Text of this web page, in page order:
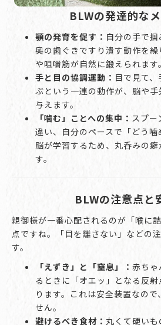
BLWの発達的な
顎の発育を促す： 自分の手で掴
奥の歯ぐきですり潰す動作を
や咀嚼筋が自然に鍛えられます。
手と目の協調運動： 目で見て
ぶという一連の動作が、脳や
与えます。
「噛む」ことへの集中： スプー
違い、自分のペースで「どう
脳が学習するため、丸呑みの
す。
BLWの注意点と
親御様が一番心配されるのが「喉に
点ですね。「目を離さない」などの
す。
「えずき」と「窒息」： 赤ちゃ
るときに「オエッ」となる反
ります。これは安全装置なの
せん。
避けるべき食材： 丸くて硬い